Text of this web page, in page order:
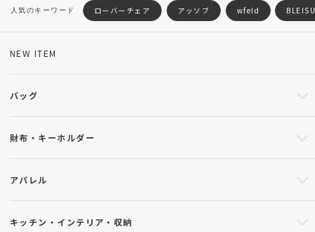
ローバーチェア アッソブ wfeld
NEW ITEM
バッグ
財布・キーホルダー
アパレル
キッチン・インテリア・収納